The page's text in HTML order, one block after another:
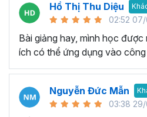
Hồ Thị Thu Diệu
02:52
Bài giảng hay, mình học
ích có thể ứng dụng vào
Nguyễn Đức Mẫn
03:38